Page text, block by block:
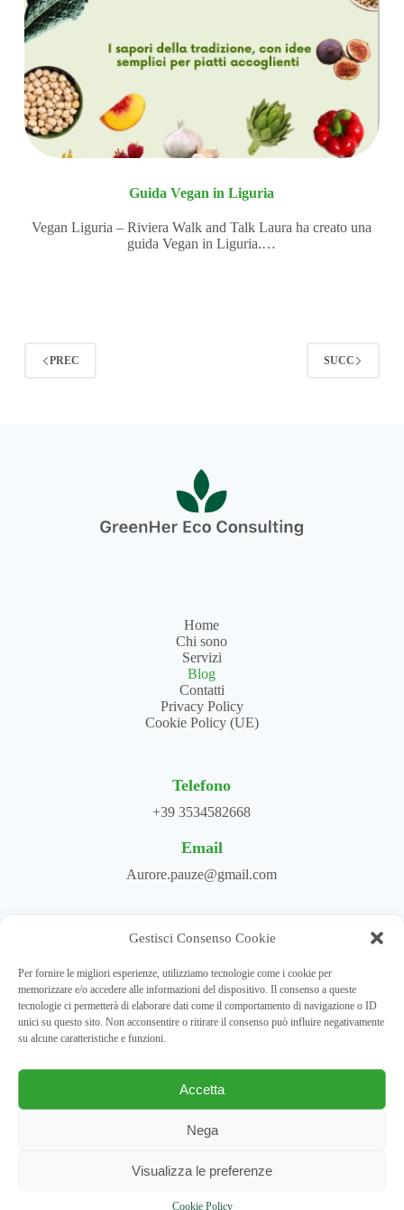
Gestisci Consenso Cookie
Per fornire le migliori esperienze, utilizziamo tecnologie come i cookie per
memorizzare e/o accedere alle informazioni del dispositivo. Il consenso a queste
tecnologie ci permetterà di elaborare dati come il comportamento di navigazione o ID
unici su questo sito. Non acconsentire o ritirare il consenso può influire negativamente
su alcune caratteristiche e funzioni.
Accetta
Nega
Visualizza le preferenze
Cookie Policy
Guida Vegan in Liguria
Vegan Liguria – Riviera Walk and Talk Laura ha creato una
guida Vegan in Liguria.…
PREC SUCC
Home
Chi sono
Servizi
Blog
Contatti
Privacy Policy
Cookie Policy (UE)
Telefono
+39 3534582668
Email
Aurore.pauze@gmail.com
GreenHer Eco Consulting | P.IVA 02928990999 | 16043